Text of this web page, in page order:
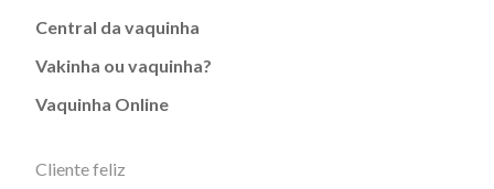
Central da vaquinha
Vakinha ou vaquinha?
Vaquinha Online
Cliente feliz